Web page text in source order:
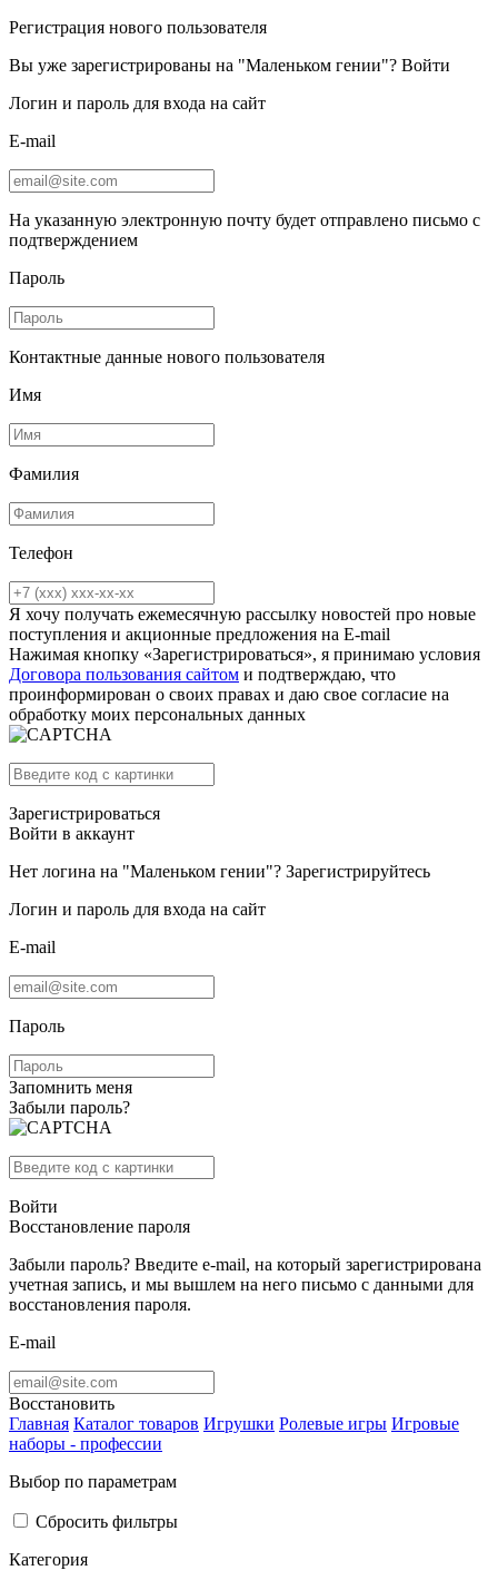
Регистрация нового пользователя
Вы уже зарегистрированы на "Маленьком гении"? Войти
Логин и пароль для входа на сайт
E-mail
На указанную электронную почту будет отправлено письмо с
подтверждением
Пароль
Контактные данные нового пользователя
Имя
Фамилия
Телефон
Я хочу получать ежемесячную рассылку новостей про новые
поступления и акционные предложения на E-mail
Нажимая кнопку «Зарегистрироваться», я принимаю условия
Договора пользования сайтом и подтверждаю, что
проинформирован о своих правах и даю свое согласие на
обработку моих персональных данных
Зарегистрироваться
Войти в аккаунт
Нет логина на "Маленьком гении"? Зарегистрируйтесь
Логин и пароль для входа на сайт
E-mail
Пароль
Запомнить меня
Забыли пароль?
Войти
Восстановление пароля
Забыли пароль? Введите e-mail, на который зарегистрирована
учетная запись, и мы вышлем на него письмо с данными для
восстановления пароля.
E-mail
Восстановить
Главная Каталог товаров Игрушки Ролевые игры Игровые
наборы - профессии
Выбор по параметрам
Сбросить фильтры
Категория